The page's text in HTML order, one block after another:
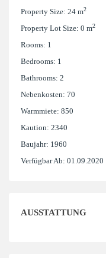
Property Size: 24 m2
Property Lot Size: 0 m2
Rooms: 1
Bedrooms: 1
Bathrooms: 2
Nebenkosten: 70
Warmmiete: 850
Kaution: 2340
Baujahr: 1960
Verfügbar Ab: 01.09.2020
AUSSTATTUNG